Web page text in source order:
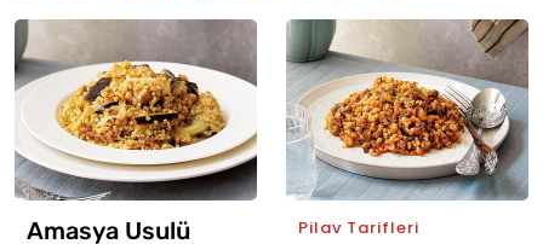
Amasya Usulü
Pilav Tarifleri